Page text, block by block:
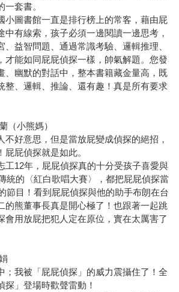
套書。
小圖書館一直是排行榜上的常客，藉由屁
中有線索，孩子必須一邊閱讀一邊思考，
益智問題、通過常識考驗、邏輯推理、
才能如同屁屁偵探一樣，帥氣解題。您發
、幽默的對話中，整本書籍藏金量高，既
整、邏輯、推論、還有趣！真是所有要求
（小熊媽）
不好意思，但是當放屁變成偵探的絕招，
屁偵探就是如此。
工12年，屁屁偵探真的十分受孩子喜愛與
統的〈紅白歌唱大賽〉，都把屁屁偵探當
節目！看到屁屁偵探與他的助手布朗在台
的熊董事長真是開心極了！也跟著一起跳
會用放屁把犯人定在原位，實在太厲害了
；我被「屁屁偵探」的威力震攝住了！全
」登場時歡聲雷動！